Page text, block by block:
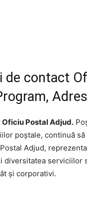
de contact
Postal Adjud.
poștale, continuă
Adjud,
diversitatea serviciilor
și corporativi.